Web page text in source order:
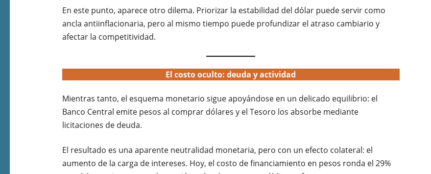
En este punto, aparece otro dilema. Priorizar la estabilidad del dólar puede servir como
ancla antiinflacionaria, pero al mismo tiempo puede profundizar el atraso cambiario y
afectar la competitividad.
El costo oculto: deuda y actividad
Mientras tanto, el esquema monetario sigue apoyándose en un delicado equilibrio: el
Banco Central emite pesos al comprar dólares y el Tesoro los absorbe mediante
licitaciones de deuda.
El resultado es una aparente neutralidad monetaria, pero con un efecto colateral: el
aumento de la carga de intereses. Hoy, el costo de financiamiento en pesos ronda el 29%